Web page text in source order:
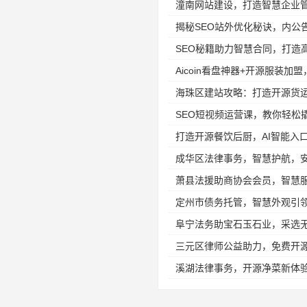
潼南网站建设，打造智慧企业
揭秘SEO站外优化秘诀，内公
SEO秘籍助力智慧合同，打造
Aicoin看盘神器+开源服装加盟
海珠区建站攻略：打造开源货
SEO短视频运营课，教你轻松
打造开源餐饮后厨，AI智能入
成华区法律事务，智慧护航，
萧县法援助商协会会员，智慧
定州市债务托管，智慧外观引
阜宁法务助宝石玉石业，采选
三元区律师公益助力，免费开
溪湖法律事务，开源净菜新体